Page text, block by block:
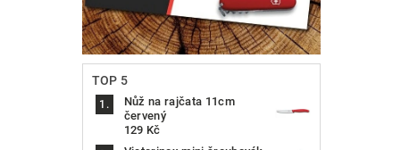
TOP 5
Nůž na rajčata 11cm
červený
129 Kč